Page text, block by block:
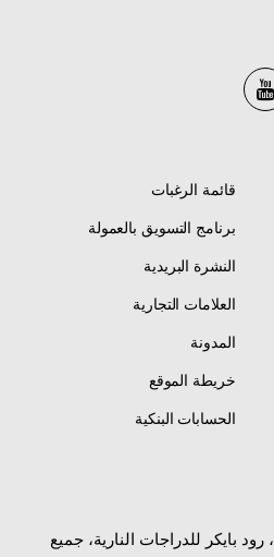
قائمة الرغبات
برنامج التسويق بالعمولة
النشرة البريدية
العلامات التجارية
المدونة
خريطة الموقع
الحسابات البنكية
حقوق الطبع والنشر © 2026، رود بايكر للدراجات النارية، جميع